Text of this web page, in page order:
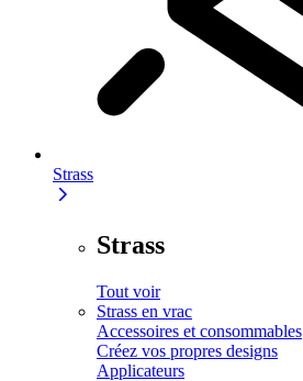
Strass
Strass
Tout voir
Strass en vrac
Accessoires et consommables
Créez vos propres designs
Applicateurs